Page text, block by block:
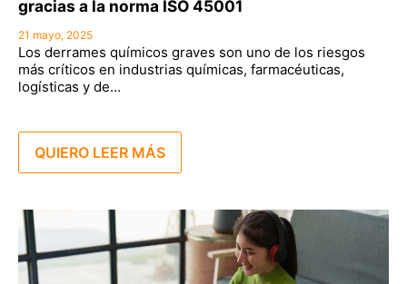
gracias a la norma ISO 45001
21 mayo, 2025
Los derrames químicos graves son uno de los riesgos
más críticos en industrias químicas, farmacéuticas,
logísticas y de…
QUIERO LEER MÁS